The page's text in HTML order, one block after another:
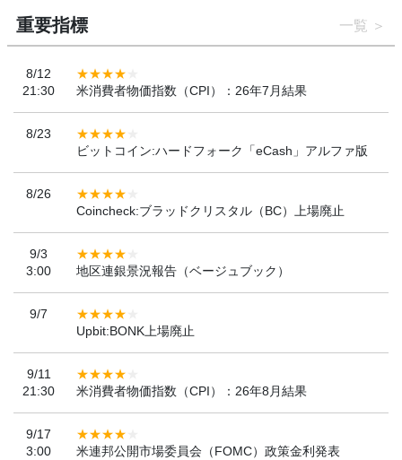
重要指標 一覧
8/12
21:30
米消費者物価指数（CPI）：26年7月結果
8/23
ビットコイン:ハードフォーク「eCash」アルファ版
8/26
Coincheck:ブラッドクリスタル（BC）上場廃止
9/3
3:00
地区連銀景況報告（ベージュブック）
9/7
Upbit:BONK上場廃止
9/11
21:30
米消費者物価指数（CPI）：26年8月結果
9/17
3:00
米連邦公開市場委員会（FOMC）政策金利発表